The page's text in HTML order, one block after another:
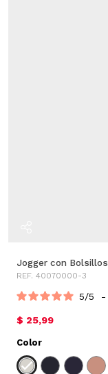
Jogger con Bolsillos
REF. 40070000-3
5/5 -
$ 25,99
Color